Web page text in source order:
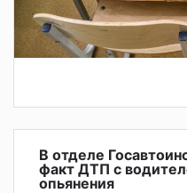
В отделе
факт ДТП с
опьянения